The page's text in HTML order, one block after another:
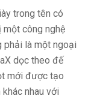
trong tên có
một công nghệ
phải là một ngoại
dọc theo đế
mới được tạo
nhau với